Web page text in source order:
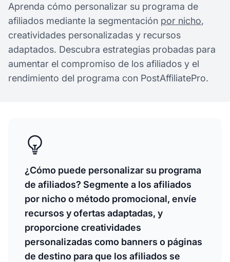
Aprenda cómo personalizar su programa de
afiliados mediante la segmentación por nicho,
creatividades personalizadas y recursos
adaptados. Descubra estrategias probadas para
aumentar el compromiso de los afiliados y el
rendimiento del programa con PostAffiliatePro.
¿Cómo puede personalizar su programa
de afiliados? Segmente a los afiliados
por nicho o método promocional, envíe
recursos y ofertas adaptadas, y
proporcione creatividades
personalizadas como banners o páginas
de destino para que los afiliados se